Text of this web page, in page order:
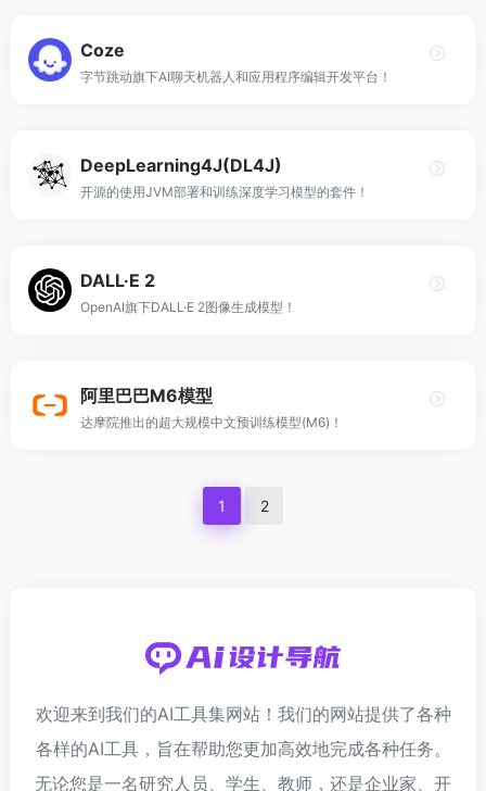
Coze
字节跳动旗下AI聊天机器人和应用程序编辑开发平台！
DeepLearning4J(DL4J)
开源的使用JVM部署和训练深度学习模型的套件！
DALL·E 2
OpenAI旗下DALL·E 2图像生成模型！
阿里巴巴M6模型
达摩院推出的超大规模中文预训练模型(M6)！
1 2
欢迎来到我们的AI工具集网站！我们的网站提供了各种
各样的AI工具，旨在帮助您更加高效地完成各种任务。
无论您是一名研究人员、学生、教师，还是企业家、开